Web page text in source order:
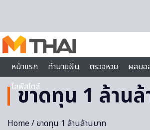
หน้าแรก
ทำนายฝัน ตรวจหวย ผลบอ
ไลฟ์สไตล์
ขาดทุน 1 ล้าน
Home/ ขาดทุน 1 ล้านล้านบาท